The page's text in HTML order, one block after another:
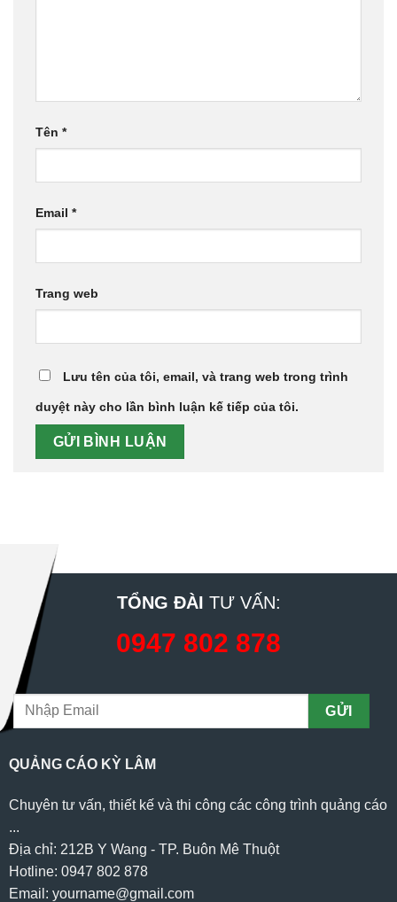
Tên *
Email *
Trang web
Lưu tên của tôi, email, và trang web trong trình
duyệt này cho lần bình luận kế tiếp của tôi.
TỔNG ĐÀI TƯ VẤN:
0947 802 878
QUẢNG CÁO KỲ LÂM
Chuyên tư vấn, thiết kế và thi công các công trình quảng cáo
...
Địa chỉ: 212B Y Wang - TP. Buôn Mê Thuột
Hotline: 0947 802 878
Email: yourname@gmail.com